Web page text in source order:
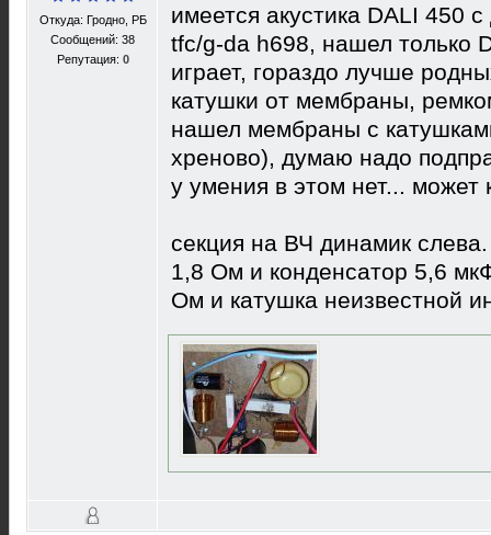
Откуда: Гродно, РБ
Сообщений: 38
Репутация: 0
имеется акустика DALI 450
tfc/g-da h698, нашел только
играет, гораздо лучше
катушки от мембраны,
нашел мембраны с
хреново), думаю надо
у умения в этом нет... может
секция на ВЧ динамик
1,8 Ом и конденсатор 5,6
Ом и катушка неизвестной